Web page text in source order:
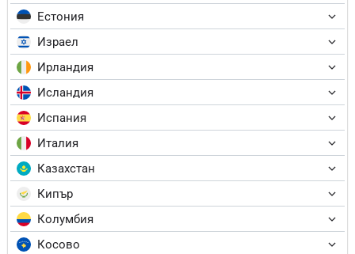
Естония
Израел
Ирландия
Исландия
Испания
Италия
Казахстан
Кипър
Колумбия
Косово